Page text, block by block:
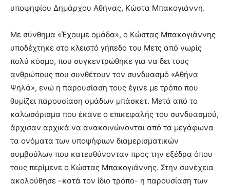
υποψηφίου Δημάρχου Αθήνας, Κώστα Μπακογιάννη.
Με σύνθημα «Έχουμε ομάδα», ο Κώστας Μπακογιάννης
υποδέχτηκε στο κλειστό γήπεδο του Μετς από νωρίς
πολύ κόσμο, που συγκεντρώθηκε για να δει τους
ανθρώπους που συνθέτουν τον συνδυασμό «Αθήνα
Ψηλά», ενώ η παρουσίαση τους έγινε με τρόπο που
θυμίζει παρουσίαση ομάδων μπάσκετ. Μετά από το
καλωσόρισμα που έκανε ο επικεφαλής του συνδυασμού,
άρχισαν αρχικά να ανακοινώνονται από τα μεγάφωνα
τα ονόματα των υποψήφιων διαμερισματικών
συμβούλων που κατευθύνονταν προς την εξέδρα όπου
τους περίμενε ο Κώστας Μπακογιάννης. Στην συνέχεια
ακολούθησε –κατά τον ίδιο τρόπο- η παρουσίαση των